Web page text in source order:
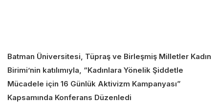
Batman Üniversitesi, Tüpraş ve Birleşmiş Milletler Kadın
Birimi’nin katılımıyla, “Kadınlara Yönelik Şiddetle
Mücadele için 16 Günlük Aktivizm Kampanyası”
Kapsamında Konferans Düzenledi